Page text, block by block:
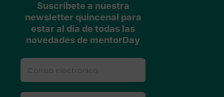
Suscríbete a nuestra
newsletter quincenal para
estar al día de todas las
novedades de mentorDay